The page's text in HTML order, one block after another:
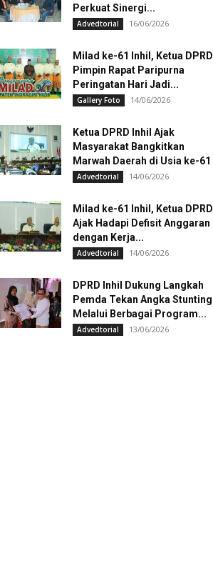
Perkuat Sinergi...
Advedtorial 16/06/2026
Milad ke-61 Inhil, Ketua DPRD
Pimpin Rapat Paripurna
Peringatan Hari Jadi...
Gallery Foto 14/06/2026
Ketua DPRD Inhil Ajak
Masyarakat Bangkitkan
Marwah Daerah di Usia ke-61
Advedtorial 14/06/2026
Milad ke-61 Inhil, Ketua DPRD
Ajak Hadapi Defisit Anggaran
dengan Kerja...
Advedtorial 14/06/2026
DPRD Inhil Dukung Langkah
Pemda Tekan Angka Stunting
Melalui Berbagai Program...
Advedtorial 13/06/2026